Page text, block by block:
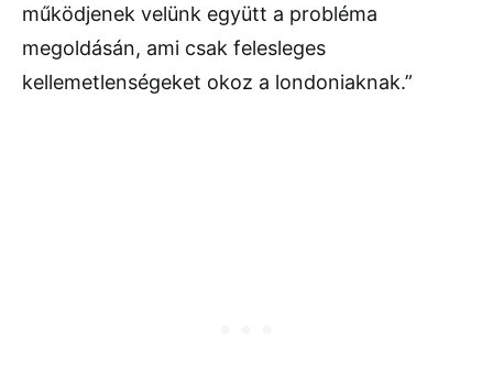
működjenek velünk együtt a probléma
megoldásán, ami csak felesleges
kellemetlenségeket okoz a londoniaknak.”